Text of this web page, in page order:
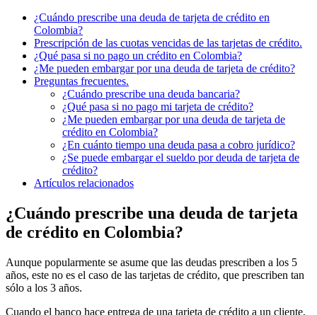
¿Cuándo prescribe una deuda de tarjeta de crédito en
Colombia?
Prescripción de las cuotas vencidas de las tarjetas de crédito.
¿Qué pasa si no pago un crédito en Colombia?
¿Me pueden embargar por una deuda de tarjeta de crédito?
Preguntas frecuentes.
¿Cuándo prescribe una deuda bancaria?
¿Qué pasa si no pago mi tarjeta de crédito?
¿Me pueden embargar por una deuda de tarjeta de
crédito en Colombia?
¿En cuánto tiempo una deuda pasa a cobro jurídico?
¿Se puede embargar el sueldo por deuda de tarjeta de
crédito?
Artículos relacionados
¿Cuándo prescribe una deuda de tarjeta
de crédito en Colombia?
Aunque popularmente se asume que las deudas prescriben a los 5
años, este no es el caso de las tarjetas de crédito, que prescriben tan
sólo a los 3 años.
Cuando el banco hace entrega de una tarjeta de crédito a un cliente,